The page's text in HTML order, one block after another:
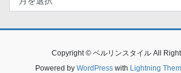
イ
Copyright © ベルリンスタイル All
Powered by WordPresswith Lightning